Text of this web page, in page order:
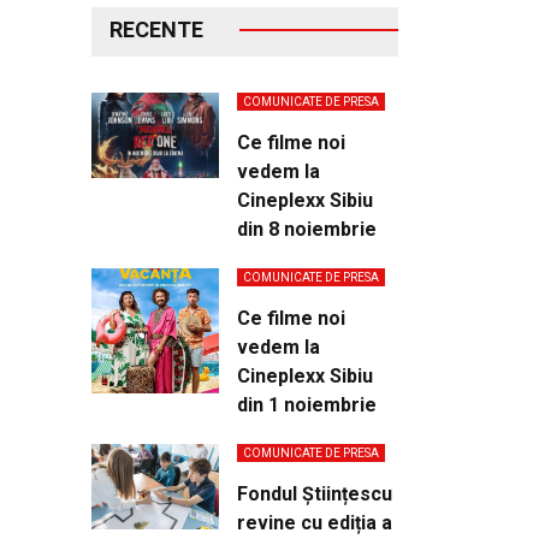
RECENTE
COMUNICATE DE PRESA
Ce filme noi
vedem la
Cineplexx Sibiu
din 8 noiembrie
COMUNICATE DE PRESA
Ce filme noi
vedem la
Cineplexx Sibiu
din 1 noiembrie
COMUNICATE DE PRESA
Fondul Științescu
revine cu ediția a